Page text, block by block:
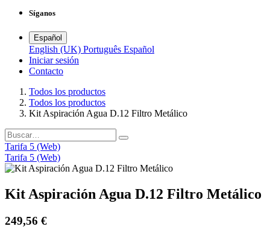
Síganos
Español
English (UK) Português Español
Iniciar sesión
​Contacto
Todos los productos
Todos los productos
Kit Aspiración Agua D.12 Filtro Metálico
Tarifa 5 (Web)
Tarifa 5 (Web)
Kit Aspiración Agua D.12 Filtro Metálico
249,56 €